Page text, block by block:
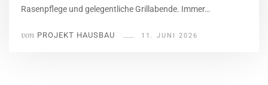
Rasenpflege und gelegentliche Grillabende. Immer…
von PROJEKT HAUSBAU 11. JUNI 2026